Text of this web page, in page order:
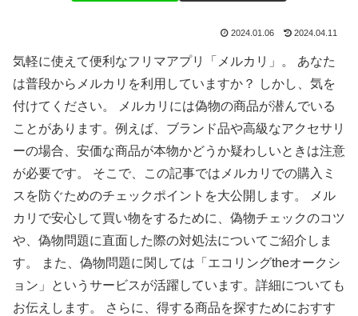
2024.01.06 2024.04.11
気軽に使えて便利なフリマアプリ「メルカリ」。 あなた
は普段からメルカリを利用していますか？ しかし、気を
付けてください。 メルカリには偽物の商品が潜んでいる
ことがあります。例えば、ブランド品や高級なアクセサリ
ーの場合、安価な商品が本物かどうか疑わしいときは注意
が必要です。 そこで、この記事ではメルカリでの購入ミ
スを防ぐためのチェックポイントを大公開します。 メル
カリで安心して買い物をするために、偽物チェックのコツ
や、偽物問題に直面した際の対処法についてご紹介しま
す。 また、偽物問題に関しては「エコリングtheオークシ
ョン」というサービスが活躍しています。詳細についても
お伝えします。 さらに、得する商品を探すためにおすす